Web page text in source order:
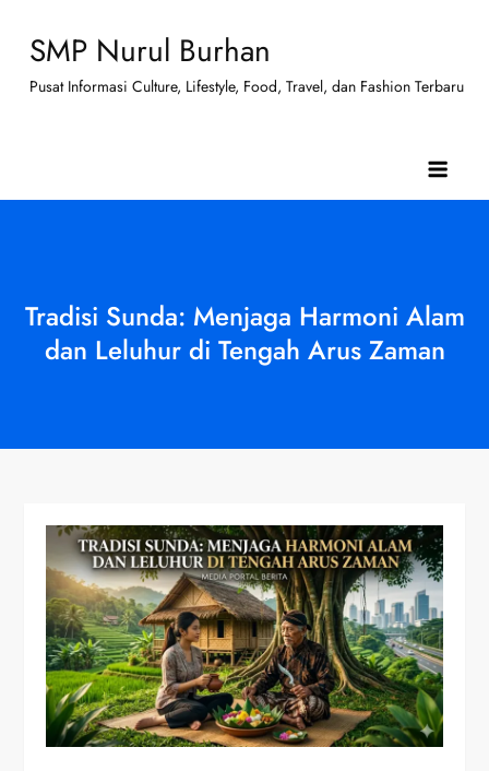
content
SMP Nurul Burhan
Pusat Informasi Culture, Lifestyle, Food, Travel, dan Fashion Terbaru
Tradisi Sunda: Menjaga Harmoni Alam
dan Leluhur di Tengah Arus Zaman